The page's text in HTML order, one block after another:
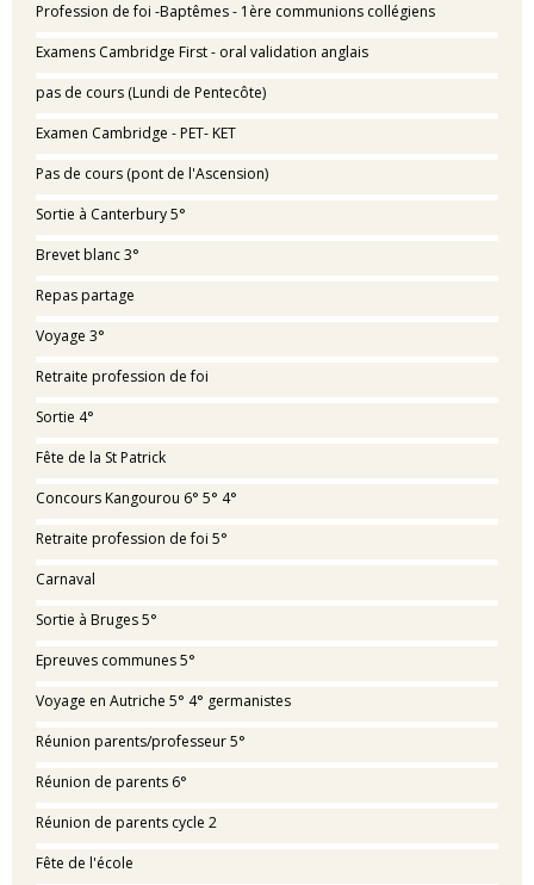
Profession de foi -Baptêmes - 1ère communions collégiens
Examens Cambridge First - oral validation anglais
pas de cours (Lundi de Pentecôte)
Examen Cambridge - PET- KET
Pas de cours (pont de l'Ascension)
Sortie à Canterbury 5°
Brevet blanc 3°
Repas partage
Voyage 3°
Retraite profession de foi
Sortie 4°
Fête de la St Patrick
Concours Kangourou 6° 5° 4°
Retraite profession de foi 5°
Carnaval
Sortie à Bruges 5°
Epreuves communes 5°
Voyage en Autriche 5° 4° germanistes
Réunion parents/professeur 5°
Réunion de parents 6°
Réunion de parents cycle 2
Fête de l'école